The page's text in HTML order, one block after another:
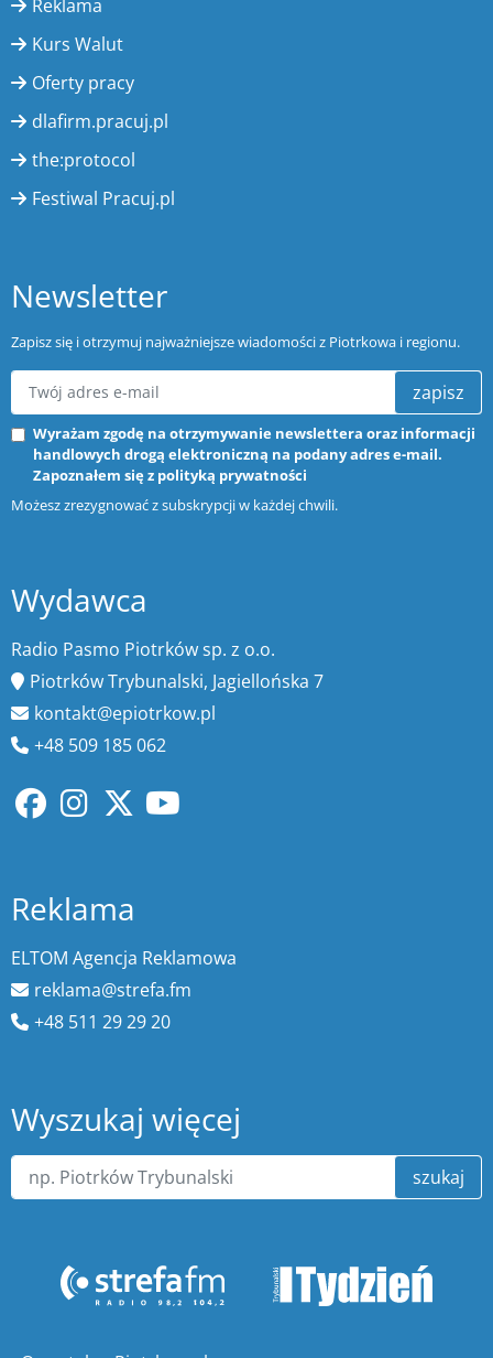
Reklama
Kurs Walut
Oferty pracy
dlafirm.pracuj.pl
the:protocol
Festiwal Pracuj.pl
Newsletter
Zapisz się i otrzymuj najważniejsze wiadomości z Piotrkowa i regionu.
zapisz
Wyrażam zgodę na otrzymywanie newslettera oraz informacji
handlowych drogą elektroniczną na podany adres e-mail.
Zapoznałem się z polityką prywatności
Możesz zrezygnować z subskrypcji w każdej chwili.
Wydawca
Radio Pasmo Piotrków sp. z o.o.
Piotrków Trybunalski, Jagiellońska 7
kontakt@epiotrkow.pl
+48 509 185 062
Reklama
ELTOM Agencja Reklamowa
reklama@strefa.fm
+48 511 29 29 20
Wyszukaj więcej
szukaj